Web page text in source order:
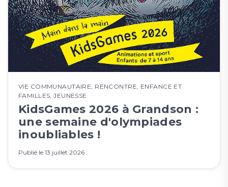
VIE COMMUNAUTAIRE, RENCONTRE, ENFANCE ET
FAMILLES,JEUNESSE
KidsGames 2026 à Grandson :
une semaine d'olympiades
inoubliables !
Publié le 13 juillet 2026